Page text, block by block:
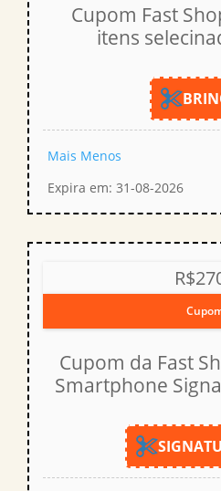
Cupom Fast
itens
Mais Menos
Expira em: 31-08-2026
Cupom da Fast
Smartphone